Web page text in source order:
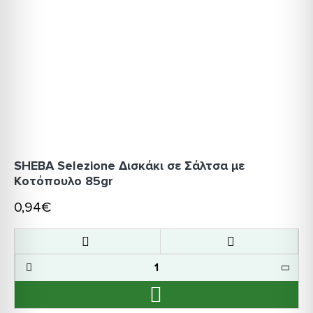
SHEBA Selezione Δισκάκι σε Σάλτσα με
Κοτόπουλο 85gr
0,94€